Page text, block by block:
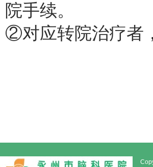
院手续。
②对应转院治疗者